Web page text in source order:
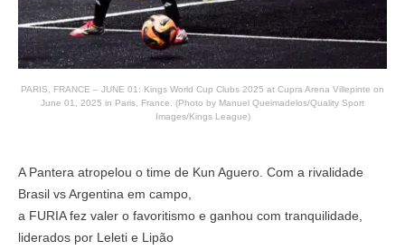
PARIS, FRANCE – JUNE 01: Kings World Cup Clubs 2025 at Cupra Arena Villepinte on
June 01, 2025 in Paris, France. (Photo by Manuel Queimadelos/Quality Sport
Images/Kings League)
A Pantera atropelou o time de Kun Aguero. Com a rivalidade
Brasil vs Argentina em campo,
a FURIA fez valer o favoritismo e ganhou com tranquilidade,
liderados por Leleti e Lipão